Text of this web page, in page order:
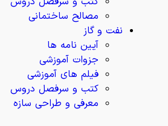
مصالح ساختمانی
نفت و گاز
آیین نامه ها
جزوات آموزشی
فیلم های آموزشی
کتب و سرفصل دروس
معرفی و طراحی سازه